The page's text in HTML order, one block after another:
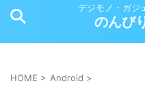
デジモノ・ガジ
のんび
HOME > Android >